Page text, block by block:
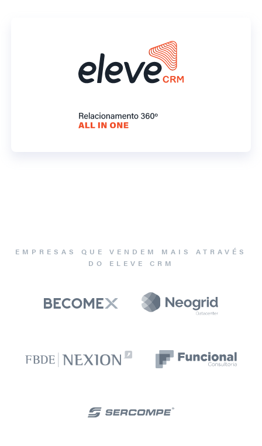
EMPRESAS QUE VENDEM MAIS ATRAVÉS
DO ELEVE CRM